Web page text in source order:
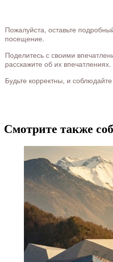
Пожалуйста, оставьте
посещение.
Поделитесь с своими
расскажите об их впечатлениях.
Будьте корректны, и
Смотрите также